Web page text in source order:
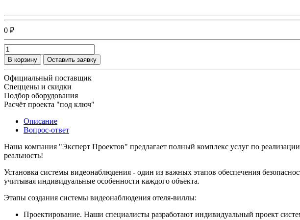
0 ₽
В корзину Оставить заявку
Официальный поставщик
Спеццены и скидки
Подбор оборудования
Расчёт проекта "под ключ"
Описание
Вопрос-ответ
Наша компания "Эксперт Проектов" предлагает полный комплекс услуг по
реальность!
Установка системы видеонаблюдения - один из важных этапов обеспечения
учитывая индивидуальные особенности каждого объекта.
Этапы создания системы видеонаблюдения отеля-виллы:
Проектирование. Наши специалисты разработают индивидуальный проект